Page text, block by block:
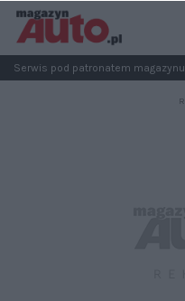
Serwis pod patronatem magazynu